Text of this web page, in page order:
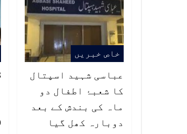
خاص خبریں
عباسی شہید اسپتال
کا شعبۂ اطفال دو
ماہ کی بندش کے بعد
دوبارہ کھل گیا